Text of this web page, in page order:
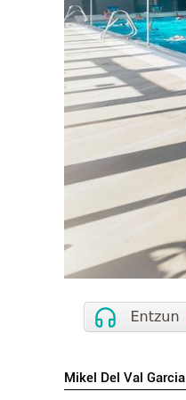
Mikel Del Val Garcia